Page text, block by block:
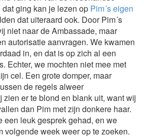
ging kan je lezen op Pim´s eigen
dat uiteraard ook. Door Pim´s
niet naar de Ambassade, maar
autorisatie aanvragen. We kwamen
in, en dat is op zich al een
Echter, we mochten niet mee met
cel. Een grote domper, maar
de regels alweer
zien er te blond en blank uit, want wij
dan Pim met zijn donkere haar.
een leuk gesprek gehad, en we
volgende week weer op te zoeken.